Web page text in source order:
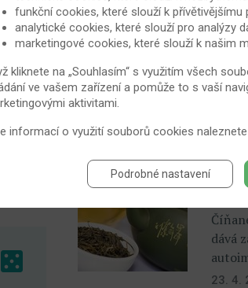
5. 10.
Se
dává
23. 4.
funkční cookies, které slouží k přívětivějšímu
analytické cookies, které slouží pro analýzy
marketingové cookies, které slouží k našim
kliknete na „Souhlasím“ s využitím všech
ve vašem zařízení a pomůže to s vaší
aktivitami.
informací o využití souborů cookies
Podrobné nastavení